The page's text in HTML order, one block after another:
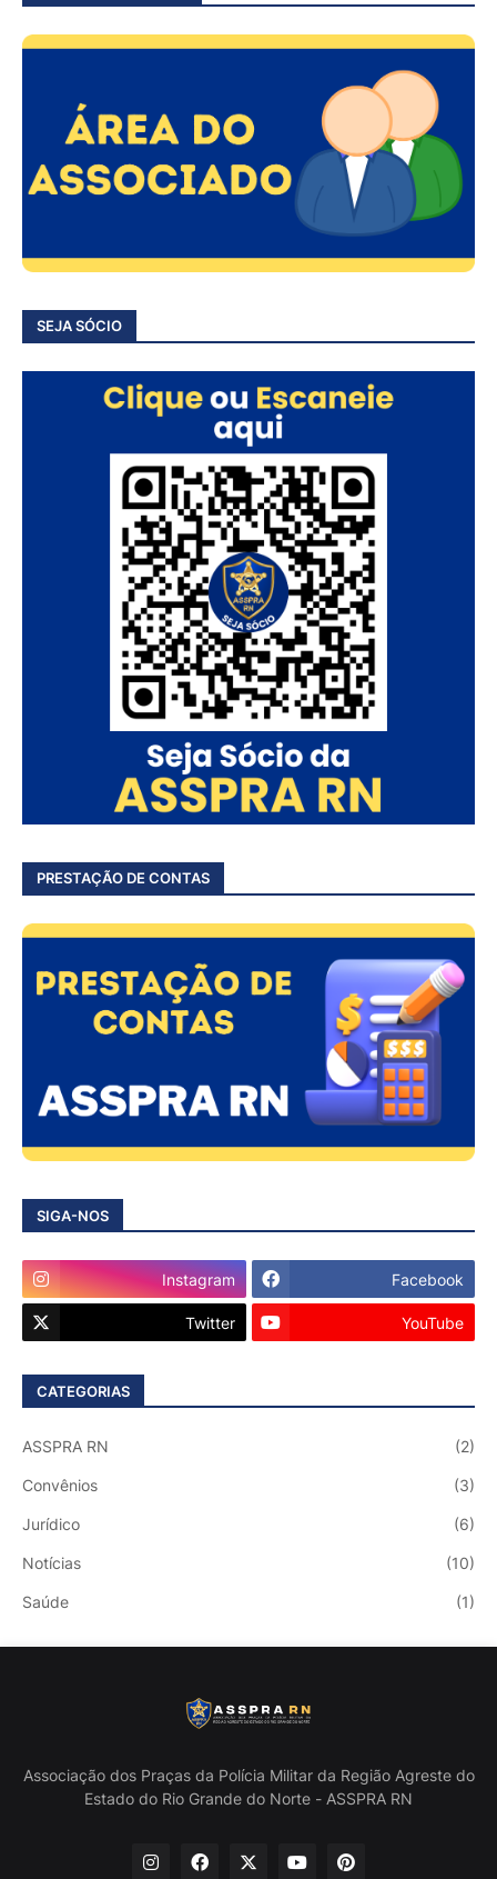
SEJA SÓCIO
PRESTAÇÃO DE CONTAS
SIGA-NOS
Instagram Facebook
Twitter YouTube
CATEGORIAS
ASSPRA RN (2)
Convênios (3)
Jurídico (6)
Notícias (10)
Saúde (1)
Associação dos Praças da Polícia Militar da Região Agreste do
Estado do Rio Grande do Norte - ASSPRA RN